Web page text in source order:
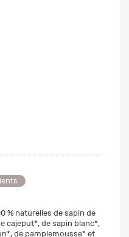
% naturelles de sapin de
cajeput*, de sapin blanc*,
de pamplemousse* et